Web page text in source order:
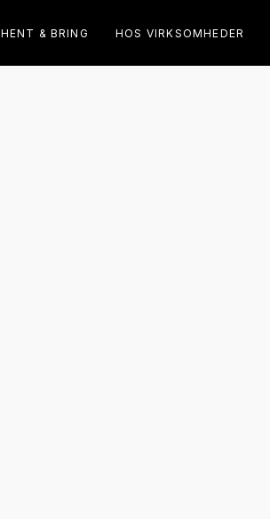
HENT & BRING HOS VIRKSOMHEDER